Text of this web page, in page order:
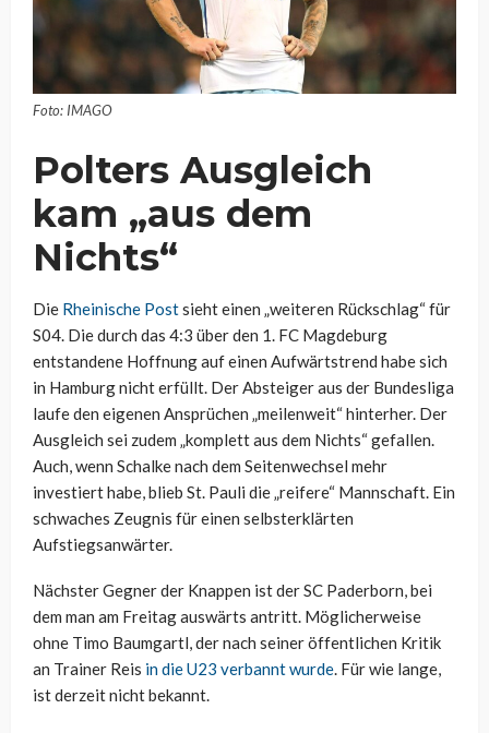
Foto: IMAGO
Polters Ausgleich
kam „aus dem
Nichts“
Die Rheinische Postsieht einen „weiteren Rückschlag“ für
S04. Die durch das 4:3 über den 1. FC Magdeburg
entstandene Hoffnung auf einen Aufwärtstrend habe sich
in Hamburg nicht erfüllt. Der Absteiger aus der Bundesliga
laufe den eigenen Ansprüchen „meilenweit“ hinterher. Der
Ausgleich sei zudem „komplett aus dem Nichts“ gefallen.
Auch, wenn Schalke nach dem Seitenwechsel mehr
investiert habe, blieb St. Pauli die „reifere“ Mannschaft. Ein
schwaches Zeugnis für einen selbsterklärten
Aufstiegsanwärter.
Nächster Gegner der Knappen ist der SC Paderborn, bei
dem man am Freitag auswärts antritt. Möglicherweise
ohne Timo Baumgartl, der nach seiner öffentlichen Kritik
an Trainer Reis in die U23 verbannt wurde. Für wie lange,
ist derzeit nicht bekannt.